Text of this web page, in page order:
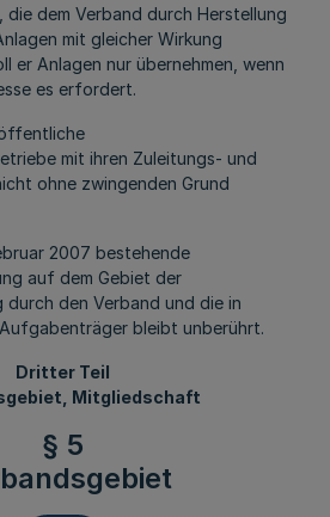
dem Verband durch Herstellung
mit gleicher Wirkung
er Anlagen nur übernehmen, wenn
es erfordert.
mit ihren Zuleitungs- und
ohne zwingenden Grund
2007 bestehende
auf dem Gebiet der
durch den Verband und die in
bleibt unberührt.
Dritter Teil
Mitgliedschaft
§ 5